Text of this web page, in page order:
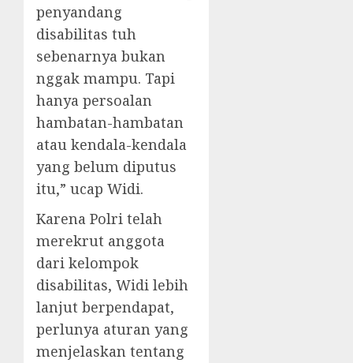
penyandang
disabilitas tuh
sebenarnya bukan
nggak mampu. Tapi
hanya persoalan
hambatan-hambatan
atau kendala-kendala
yang belum diputus
itu,” ucap Widi.
Karena Polri telah
merekrut anggota
dari kelompok
disabilitas, Widi lebih
lanjut berpendapat,
perlunya aturan yang
menjelaskan tentang